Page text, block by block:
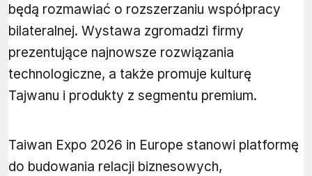
będą rozmawiać o rozszerzaniu współpracy
bilateralnej. Wystawa zgromadzi firmy
prezentujące najnowsze rozwiązania
technologiczne, a także promuje kulturę
Tajwanu i produkty z segmentu premium.
Taiwan Expo 2026 in Europe stanowi platformę
do budowania relacji biznesowych,